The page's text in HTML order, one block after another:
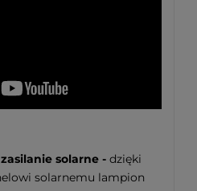
solarne - dzięki
solarnemu lampion